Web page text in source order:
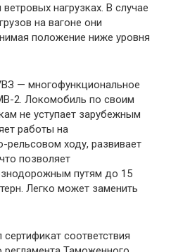
нагрузках. В случае
на вагоне они
положение ниже уровня
— многофункциональное
2. Локомобиль по своим
не уступает зарубежным
работы на
ходу, развивает
позволяет
путям до 15
Легко может заменить
соответствия